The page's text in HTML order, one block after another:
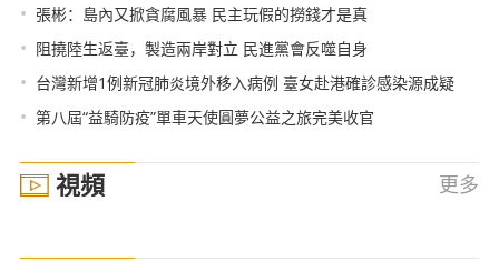
• 張彬：島內又掀貪腐風暴 民主玩假的撈錢才是真
• 阻撓陸生返臺，製造兩岸對立 民進黨會反噬自身
• 台灣新增1例新冠肺炎境外移入病例 臺女赴港確診感染源成疑
• 第八屆“益騎防疫”單車天使圓夢公益之旅完美收官
視頻 更多